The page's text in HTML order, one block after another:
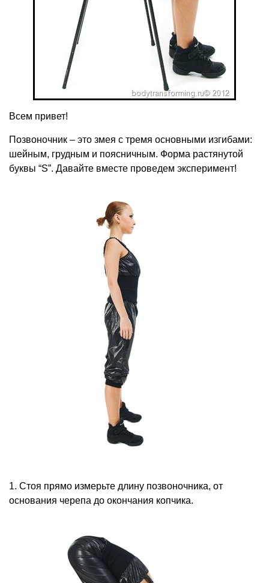
Всем привет!
Позвоночник – это змея с тремя основными изгибами:
шейным, грудным и поясничным. Форма растянутой
буквы “S”. Давайте вместе проведем эксперимент!
1. Стоя прямо измерьте длину позвоночника, от
основания черепа до окончания копчика.